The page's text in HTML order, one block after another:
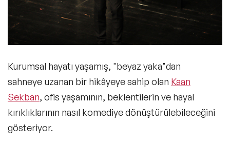
Kurumsal hayatı yaşamış, "beyaz yaka"dan
sahneye uzanan bir hikâyeye sahip olan Kaan
Sekban, ofis yaşamının, beklentilerin ve hayal
kırıklıklarının nasıl komediyedönüştürülebileceğini
gösteriyor.